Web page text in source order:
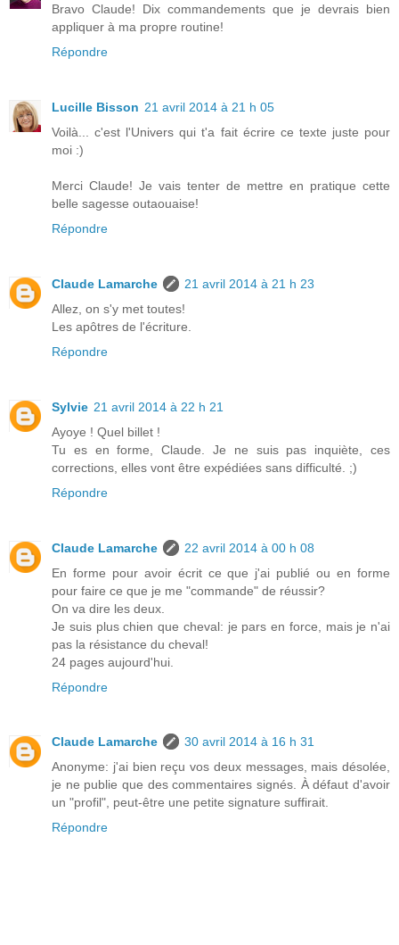
Bravo Claude! Dix commandements que je devrais bien
appliquer à ma propre routine!
Répondre
Lucille Bisson 21 avril 2014 à 21 h 05
Voilà... c'est l'Univers qui t'a fait écrire ce texte juste pour
moi :)
Merci Claude! Je vais tenter de mettre en pratique cette
belle sagesse outaouaise!
Répondre
Claude Lamarche
21 avril 2014 à 21 h 23
Allez, on s'y met toutes!
Les apôtres de l'écriture.
Répondre
Sylvie 21 avril 2014 à 22 h 21
Ayoye ! Quel billet !
Tu es en forme, Claude. Je ne suis pas inquiète, ces
corrections, elles vont être expédiées sans difficulté. ;)
Répondre
Claude Lamarche
22 avril 2014 à 00 h 08
En forme pour avoir écrit ce que j'ai publié ou en forme
pour faire ce que je me "commande" de réussir?
On va dire les deux.
Je suis plus chien que cheval: je pars en force, mais je n'ai
pas la résistance du cheval!
24 pages aujourd'hui.
Répondre
Claude Lamarche
30 avril 2014 à 16 h 31
Anonyme: j'ai bien reçu vos deux messages, mais désolée,
je ne publie que des commentaires signés. À défaut d'avoir
un "profil", peut-être une petite signature suffirait.
Répondre